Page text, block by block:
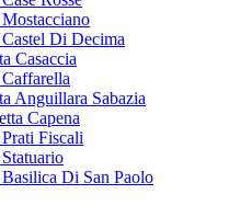
Di Decima
Casaccia
Anguillara Sabazia
Capena
Fiscali
Di San Paolo